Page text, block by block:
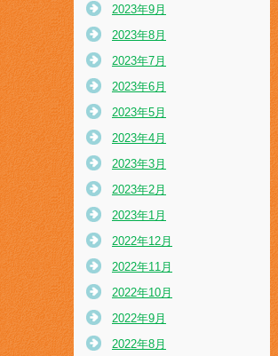
2023年9月
2023年8月
2023年7月
2023年6月
2023年5月
2023年4月
2023年3月
2023年2月
2023年1月
2022年12月
2022年11月
2022年10月
2022年9月
2022年8月